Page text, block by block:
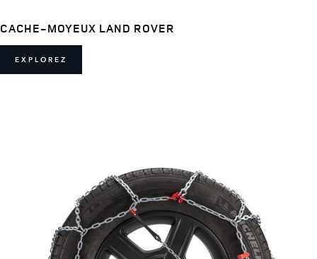
CACHE-MOYEUX LAND ROVER
EXPLOREZ